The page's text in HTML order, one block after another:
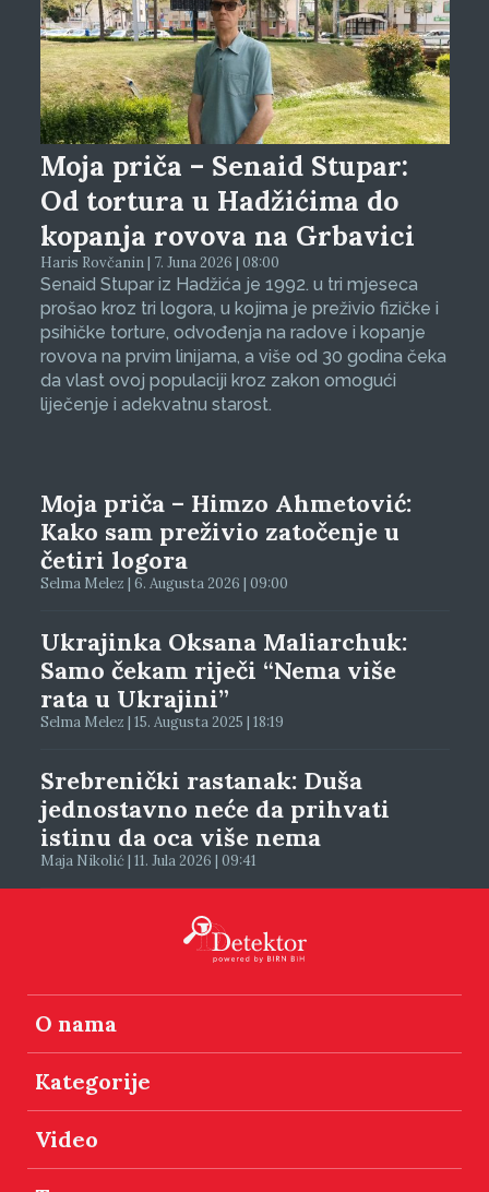
Moja priča – Senaid Stupar:
Od tortura u Hadžićima do
kopanja rovova na Grbavici
Haris Rovčanin | 7. Juna 2026 | 08:00
Senaid Stupar iz Hadžića je 1992. u tri mjeseca
prošao kroz tri logora, u kojima je preživio fizičke i
psihičke torture, odvođenja na radove i kopanje
rovova na prvim linijama, a više od 30 godina čeka
da vlast ovoj populaciji kroz zakon omogući
liječenje i adekvatnu starost.
Moja priča – Himzo Ahmetović:
Kako sam preživio zatočenje u
četiri logora
Selma Melez | 6. Augusta 2026 | 09:00
Ukrajinka Oksana Maliarchuk:
Samo čekam riječi “Nema više
rata u Ukrajini”
Selma Melez | 15. Augusta 2025 | 18:19
Srebrenički rastanak: Duša
jednostavno neće da prihvati
istinu da oca više nema
Maja Nikolić | 11. Jula 2026 | 09:41
O nama
Kategorije
Video